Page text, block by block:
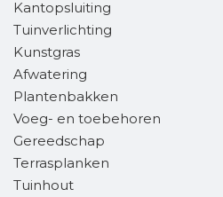
Kantopsluiting
Tuinverlichting
Kunstgras
Afwatering
Plantenbakken
Voeg- en toebehoren
Gereedschap
Terrasplanken
Tuinhout